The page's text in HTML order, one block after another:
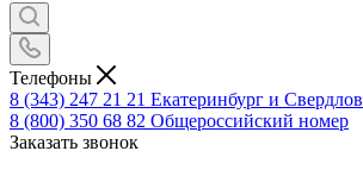
Телефоны
8 (343) 247 21 21 Екатеринбург и
8 (800) 350 68 82 Общероссийский номер
Заказать звонок